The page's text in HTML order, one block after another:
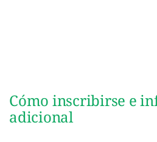
Cómo inscribirse e
adicional